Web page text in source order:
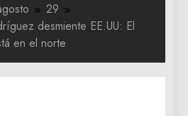
29
desmiente EE.UU: El
en el norte